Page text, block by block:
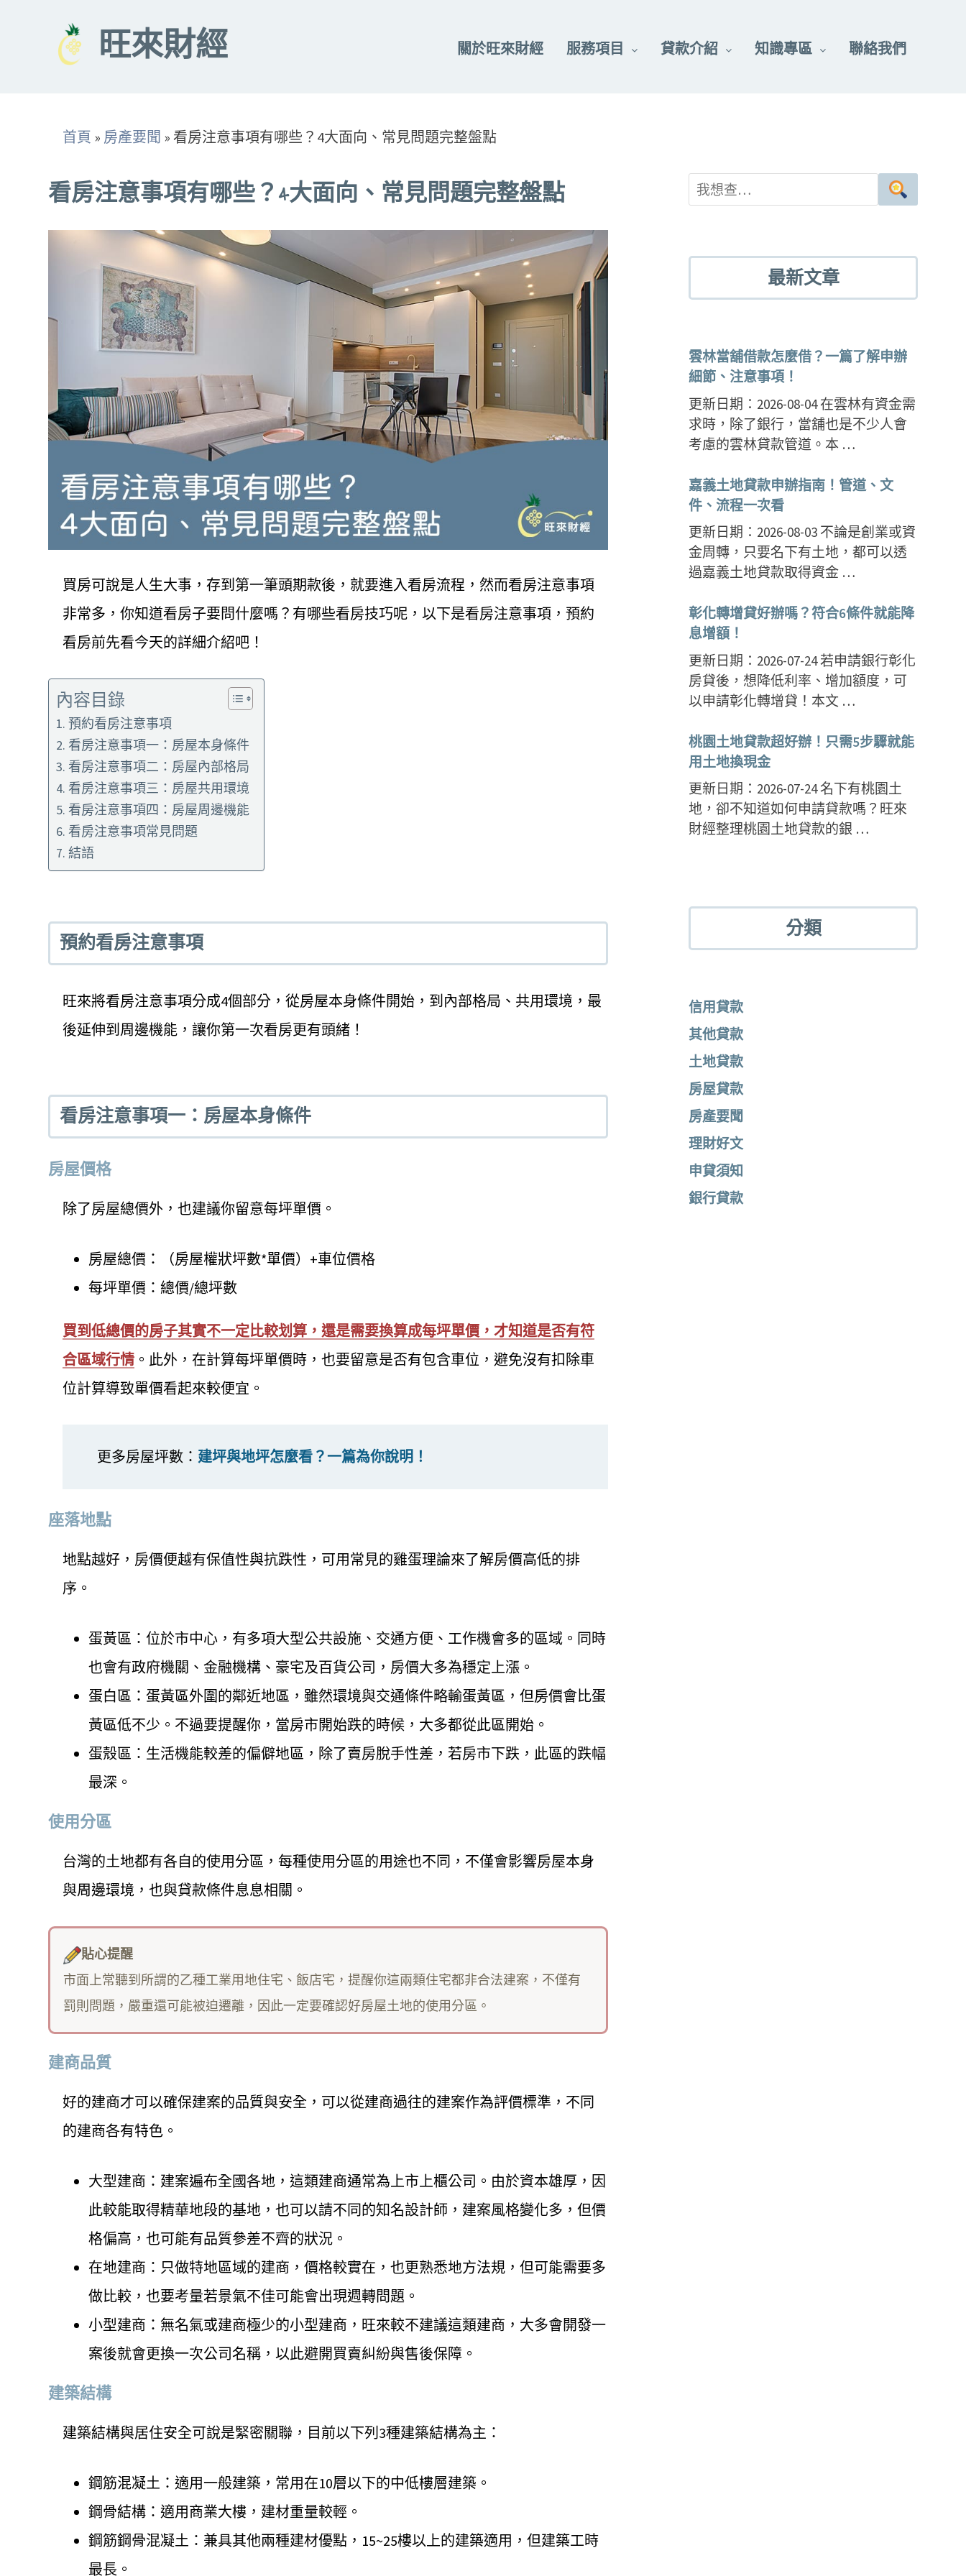
旺來財經 關於旺來財經 服務項目 貸款介紹 知識專區 聯絡我們
首頁 » 房產要聞 » 看房注意事項有哪些？4大面向、常見問題完整盤點
看房注意事項有哪些？4大面向、常見問題完整盤點
買房可說是人生大事，存到第一筆頭期款後，就要進入看房流程，然而看房注意事項
非常多，你知道看房子要問什麼嗎？有哪些看房技巧呢，以下是看房注意事項，預約
看房前先看今天的詳細介紹吧！
內容目錄
預約看房注意事項
看房注意事項一：房屋本身條件
看房注意事項二：房屋內部格局
看房注意事項三：房屋共用環境
看房注意事項四：房屋周邊機能
看房注意事項常見問題
結語
預約看房注意事項
旺來將看房注意事項分成4個部分，從房屋本身條件開始，到內部格局、共用環境，最
後延伸到周邊機能，讓你第一次看房更有頭緒！
看房注意事項一：房屋本身條件
房屋價格
除了房屋總價外，也建議你留意每坪單價。
房屋總價：（房屋權狀坪數*單價）+車位價格
每坪單價：總價/總坪數
買到低總價的房子其實不一定比較划算，還是需要換算成每坪單價，才知道是否有符
合區域行情 。此外，在計算每坪單價時，也要留意是否有包含車位，避免沒有扣除車
位計算導致單價看起來較便宜。
更多房屋坪數： 建坪與地坪怎麼看？一篇為你說明！
座落地點
地點越好，房價便越有保值性與抗跌性，可用常見的雞蛋理論來了解房價高低的排
序。
蛋黃區：位於市中心，有多項大型公共設施、交通方便、工作機會多的區域。同時
也會有政府機關、金融機構、豪宅及百貨公司，房價大多為穩定上漲。
蛋白區：蛋黃區外圍的鄰近地區，雖然環境與交通條件略輸蛋黃區，但房價會比蛋
黃區低不少。不過要提醒你，當房市開始跌的時候，大多都從此區開始。
蛋殼區：生活機能較差的偏僻地區，除了賣房脫手性差，若房市下跌，此區的跌幅
最深。
使用分區
台灣的土地都有各自的使用分區，每種使用分區的用途也不同，不僅會影響房屋本身
與周邊環境，也與貸款條件息息相關。
貼心提醒
市面上常聽到所謂的乙種工業用地住宅、飯店宅，提醒你這兩類住宅都非合法建案，不僅有
罰則問題，嚴重還可能被迫遷離，因此一定要確認好房屋土地的使用分區。
建商品質
好的建商才可以確保建案的品質與安全，可以從建商過往的建案作為評價標準，不同
的建商各有特色。
大型建商：建案遍布全國各地，這類建商通常為上市上櫃公司。由於資本雄厚，因
此較能取得精華地段的基地，也可以請不同的知名設計師，建案風格變化多，但價
格偏高，也可能有品質參差不齊的狀況。
在地建商：只做特地區域的建商，價格較實在，也更熟悉地方法規，但可能需要多
做比較，也要考量若景氣不佳可能會出現週轉問題。
小型建商：無名氣或建商極少的小型建商，旺來較不建議這類建商，大多會開發一
案後就會更換一次公司名稱，以此避開買賣糾紛與售後保障。
建築結構
建築結構與居住安全可說是緊密關聯，目前以下列3種建築結構為主：
鋼筋混凝土：適用一般建築，常用在10層以下的中低樓層建築。
鋼骨結構：適用商業大樓，建材重量較輕。
鋼筋鋼骨混凝土：兼具其他兩種建材優點，15~25樓以上的建築適用，但建築工時
最長。
最新文章
雲林當舖借款怎麼借？一篇了解申辦
細節、注意事項！
更新日期：2026-08-04 在雲林有資金需
求時，除了銀行，當舖也是不少人會
考慮的雲林貸款管道。本 …
嘉義土地貸款申辦指南！管道、文
件、流程一次看
更新日期：2026-08-03 不論是創業或資
金周轉，只要名下有土地，都可以透
過嘉義土地貸款取得資金 …
彰化轉增貸好辦嗎？符合6條件就能降
息增額！
更新日期：2026-07-24 若申請銀行彰化
房貸後，想降低利率、增加額度，可
以申請彰化轉增貸！本文 …
桃園土地貸款超好辦！只需5步驟就能
用土地換現金
更新日期：2026-07-24 名下有桃園土
地，卻不知道如何申請貸款嗎？旺來
財經整理桃園土地貸款的銀 …
分類
信用貸款
其他貸款
土地貸款
房屋貸款
房產要聞
理財好文
申貸須知
銀行貸款